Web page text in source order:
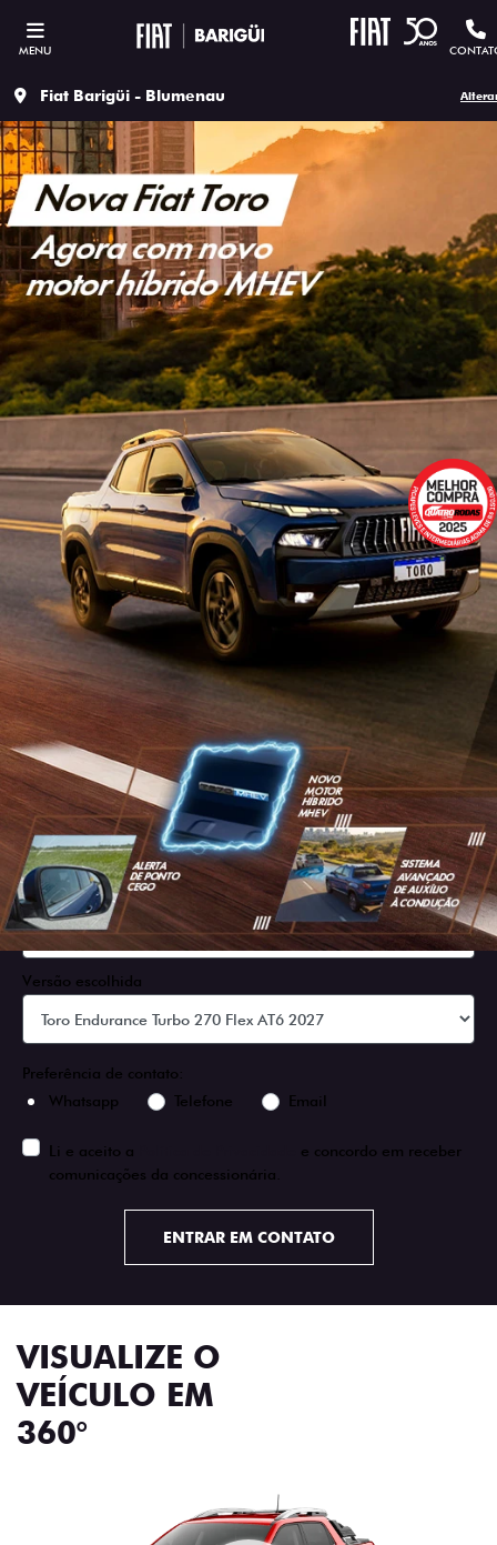
MENU
Fiat Barigüi - Blumenau
SOLICITAR PROPOSTA
Versão escolhida
Preferência de contato:
Whatsapp
Telefone Email
Li e aceito a
e concordo em receber
comunicações da concessionária.
ENTRAR EM CONTATO
VISUALIZE O
VEÍCULO EM
360°